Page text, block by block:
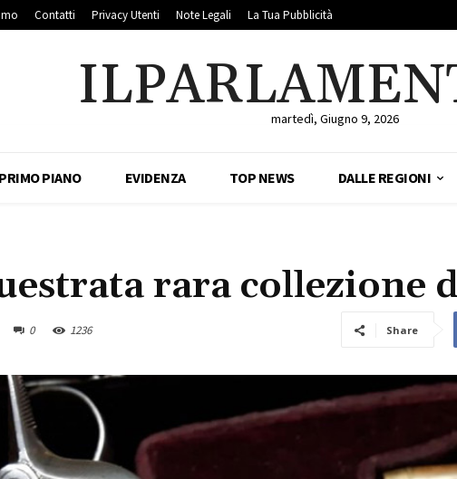
Contatti Privacy Utenti Note Legali La Tua Pubblicità
martedì, Giugno 9, 2026
PRIMO PIANO EVIDENZA TOP NEWS DALLE REGIONI
rara collezione
0 1236 Share